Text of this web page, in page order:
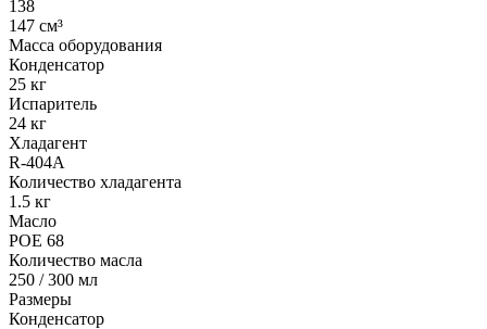
138
147 см³
Масса оборудования
Конденсатор
25 кг
Испаритель
24 кг
Хладагент
R-404A
Количество хладагента
1.5 кг
Масло
POE 68
Количество масла
250 / 300 мл
Размеры
Конденсатор